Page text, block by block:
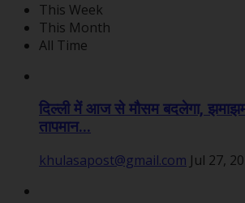
This Week
This Month
All Time
दिल्ली में आज से मौसम बदलेगा,
तापमान...
khulasapost@gmail.com Jul 27,